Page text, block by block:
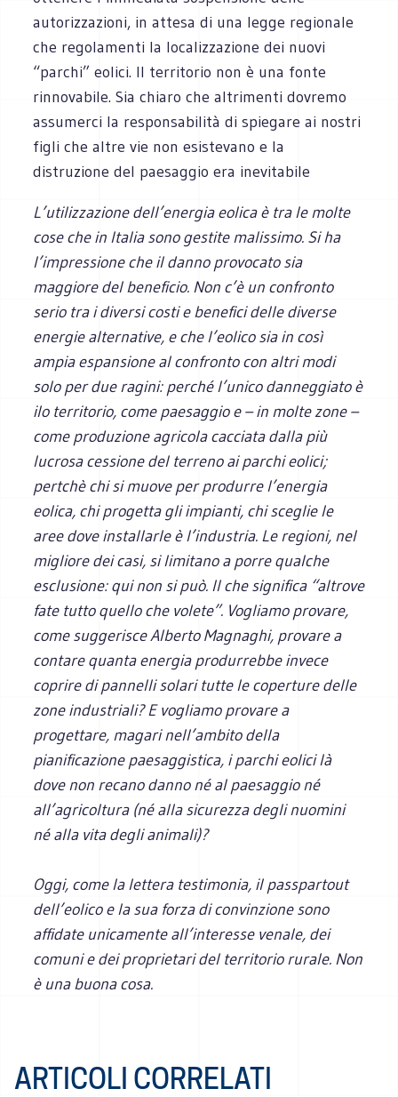
autorizzazioni, in attesa di una legge regionale
che regolamenti la localizzazione dei nuovi
“parchi” eolici. Il territorio non è una fonte
rinnovabile. Sia chiaro che altrimenti dovremo
assumerci la responsabilità di spiegare ai nostri
figli che altre vie non esistevano e la
distruzione del paesaggio era inevitabile
L’utilizzazione dell’energia eolica è tra le molte
cose che in Italia sono gestite malissimo. Si ha
l’impressione che il danno provocato sia
maggiore del beneficio. Non c’è un confronto
serio tra i diversi costi e benefici delle diverse
energie alternative, e che l’eolico sia in così
ampia espansione al confronto con altri modi
solo per due ragini: perché l’unico danneggiato è
ilo territorio, come paesaggio e – in molte zone –
come produzione agricola cacciata dalla più
lucrosa cessione del terreno ai parchi eolici;
pertchè chi si muove per produrre l’energia
eolica, chi progetta gli impianti, chi sceglie le
aree dove installarle è l’industria. Le regioni, nel
migliore dei casi, si limitano a porre qualche
esclusione: qui non si può. Il che significa “altrove
fate tutto quello che volete”. Vogliamo provare,
come suggerisce Alberto Magnaghi, provare a
contare quanta energia produrrebbe invece
coprire di pannelli solari tutte le coperture delle
zone industriali? E vogliamo provare a
progettare, magari nell’ambito della
pianificazione paesaggistica, i parchi eolici là
dove non recano danno né al paesaggio né
all’agricoltura (né alla sicurezza degli nuomini
né alla vita degli animali)?
Oggi, come la lettera testimonia, il passpartout
dell’eolico e la sua forza di convinzione sono
affidate unicamente all’interesse venale, dei
comuni e dei proprietari del territorio rurale. Non
è una buona cosa.
ARTICOLI CORRELATI